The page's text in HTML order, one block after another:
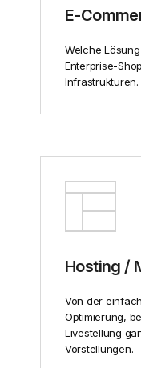
E-
Welche
Enterprise-
Infrastrukturen.
Hosting /
Von der
Optimierung,
Livestellung
Vorstellungen.